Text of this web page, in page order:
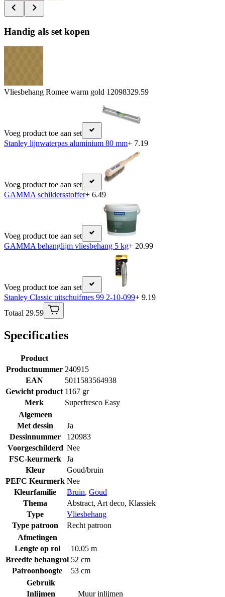
Handig als set kopen
Vliesbehang Romee warm gold 12098329.59
Voeg product toe aan set
Stanley lijnwaterpas aluminium 80 mm+ 7.19
Voeg product toe aan set
GAMMA schildersstoffer+ 6.49
Voeg product toe aan set
GAMMA behanglijm vliesbehang 5 kg+ 20.99
Voeg product toe aan set
Stanley Classic uitschuifmes 99 2-10-099+ 9.19
Totaal 29.59
Specificaties
Product
Productnummer 240915
EAN
5011583564938
Gewicht product 1167 gr
Merk
Superfresco Easy
Algemeen
Met dessin
Ja
Dessinnummer
120983
Voorgeschilderd Nee
FSC-keurmerk
Ja
Kleur
Goud/bruin
PEFC Keurmerk Nee
Kleurfamilie
Bruin, Goud
Thema
Abstract, Art deco, Klassiek
Type
Vliesbehang
Type patroon
Recht patroon
Afmetingen
Lengte op rol
10.05 m
Breedte behangrol 52 cm
Patroonhoogte
53 cm
Gebruik
Inlijmen
Muur inlijmen